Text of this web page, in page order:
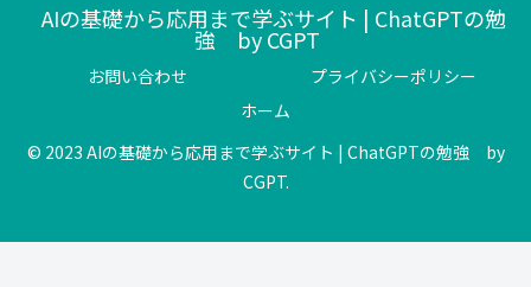
AIの基礎から応用まで学ぶサイト | ChatGPTの勉
強 by CGPT
お問い合わせ
プライバシーポリシー
ホーム
© 2023 AIの基礎から応用まで学ぶサイト | ChatGPTの勉強 by
CGPT.